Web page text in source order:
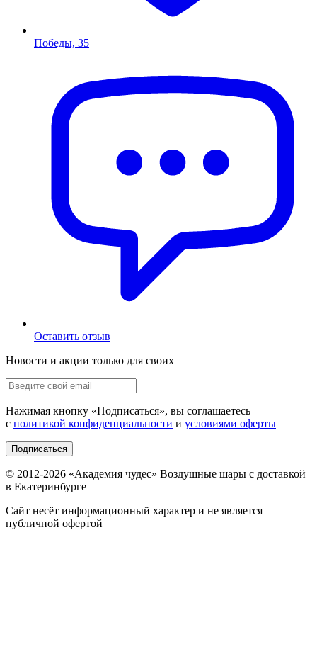
Победы, 35
Оставить отзыв
Новости и акции только для своих
Нажимая кнопку «Подписаться», вы соглашаетесь
с политикой конфиденциальности и условиями оферты
Подписаться
© 2012-2026 «Академия чудес» Воздушные шары с доставкой
в Екатеринбурге
Сайт несёт информационный характер и не является
публичной офертой